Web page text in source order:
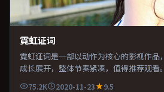
霓虹证词
霓虹证词是一部以动作为核心的影视作品
成长展开，整体节奏紧凑，值得推荐观看。
75.2K 2020-11-23
9.5